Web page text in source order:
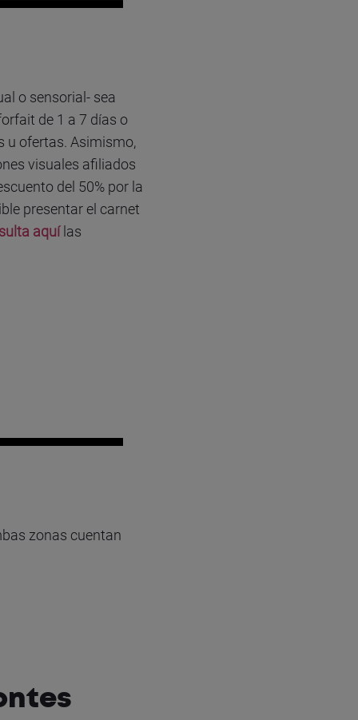
o sensorial- sea
de 1 a 7 días o
u ofertas. Asimismo,
visuales afiliados
del 50% por la
presentar el carnet
aquí las
zonas cuentan